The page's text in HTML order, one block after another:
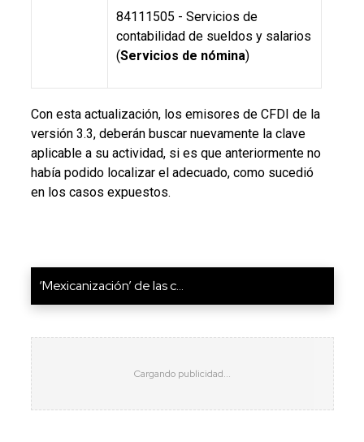
84111505 - Servicios de
contabilidad de sueldos y salarios
(Servicios de nómina)
Con esta actualización, los emisores de CFDI de la
versión 3.3, deberán buscar nuevamente la clave
aplicable a su actividad, si es que anteriormente no
había podido localizar el adecuado, como sucedió
en los casos expuestos.
‘Mexicanización’ de las c...